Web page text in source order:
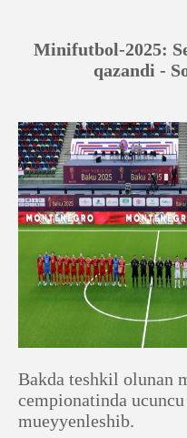
Minifutbol-2025:
qazandi -
Bakda teshkil olunan
cempionatinda
mueyyenleshib.